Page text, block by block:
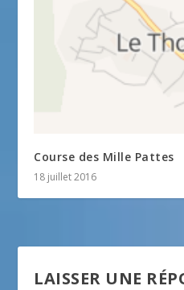
Course des Mille Pattes
18 juillet 2016
LAISSER UNE